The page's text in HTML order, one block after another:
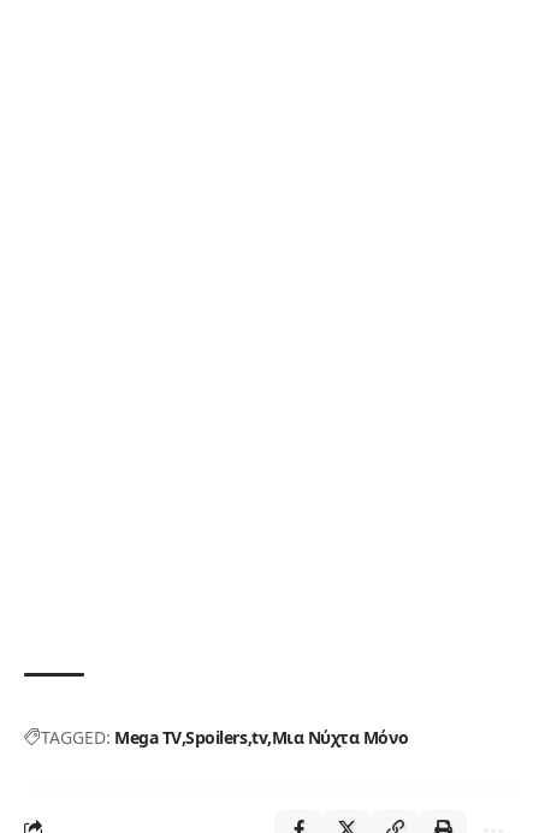
TAGGED: Mega TVSpoilerstv Μια Νύχτα Μόνο